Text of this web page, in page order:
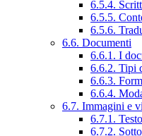
6.5.4.
6.5.5.
6.5.6.
6.6. Documenti
6.6.1. I
6.6.2. Tipi
6.6.3.
6.6.4.
6.7. Immagini e
6.7.1.
6.7.2.